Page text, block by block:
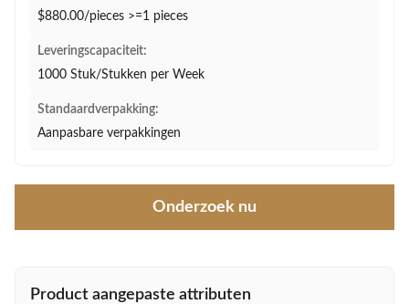
$880.00/pieces >=1 pieces
Leveringscapaciteit:
1000 Stuk/Stukken per Week
Standaardverpakking:
Aanpasbare verpakkingen
Onderzoek nu
Product aangepaste attributen